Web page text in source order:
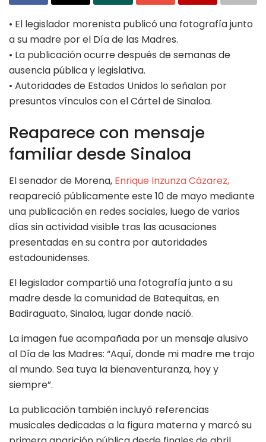
• El legislador morenista publicó una fotografía junto
a su madre por el Día de las Madres.
• La publicación ocurre después de semanas de
ausencia pública y legislativa.
• Autoridades de Estados Unidos lo señalan por
presuntos vínculos con el Cártel de Sinaloa.
Reaparece con mensaje
familiar desde Sinaloa
El senador de Morena, Enrique Inzunza Cázarez,
reapareció públicamente este 10 de mayo mediante
una publicación en redes sociales, luego de varios
días sin actividad visible tras las acusaciones
presentadas en su contra por autoridades
estadounidenses.
El legislador compartió una fotografía junto a su
madre desde la comunidad de Batequitas, en
Badiraguato, Sinaloa, lugar donde nació.
La imagen fue acompañada por un mensaje alusivo
al Día de las Madres: “Aquí, donde mi madre me trajo
al mundo. Sea tuya la bienaventuranza, hoy y
siempre”.
La publicación también incluyó referencias
musicales dedicadas a la figura materna y marcó su